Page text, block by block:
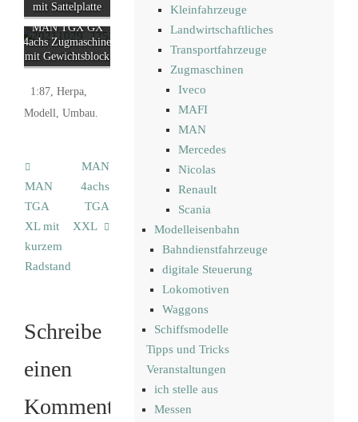
mit Sattelplatte
MAN TGX GX
4achs Zugmaschine
mit Gewichtsblock
1:87 Herpa
Modell
Umbau
MAN
TGA
XL mit
kurzem
Radstand
MAN
4achs
TGA
XXL
Schreibe
einen
Kommentar
Kleinfahrzeuge
Landwirtschaftliches
Transportfahrzeuge
Zugmaschinen
Iveco
MAFI
MAN
Mercedes
Nicolas
Renault
Scania
Modelleisenbahn
Bahndienstfahrzeuge
digitale Steuerung
Lokomotiven
Waggons
Schiffsmodelle
Tipps und Tricks
Veranstaltungen
ich stelle aus
Messen